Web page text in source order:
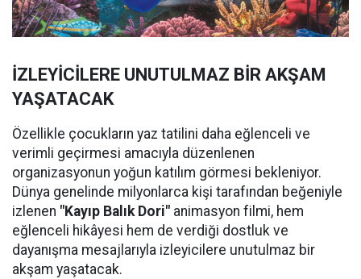
İZLEYİCİLERE UNUTULMAZ BİR AKŞAM
YAŞATACAK
Özellikle çocukların yaz tatilini daha eğlenceli ve
verimli geçirmesi amacıyla düzenlenen
organizasyonun yoğun katılım görmesi bekleniyor.
Dünya genelinde milyonlarca kişi tarafından beğeniyle
izlenen "Kayıp Balık Dori" animasyon filmi, hem
eğlenceli hikâyesi hem de verdiği dostluk ve
dayanışma mesajlarıyla izleyicilere unutulmaz bir
akşam yaşatacak.